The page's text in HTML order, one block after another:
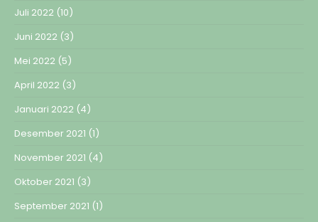
Juli 2022 (10)
Juni 2022 (3)
Mei 2022 (5)
April 2022 (3)
Januari 2022 (4)
Desember 2021 (1)
November 2021 (4)
Oktober 2021 (3)
September 2021 (1)